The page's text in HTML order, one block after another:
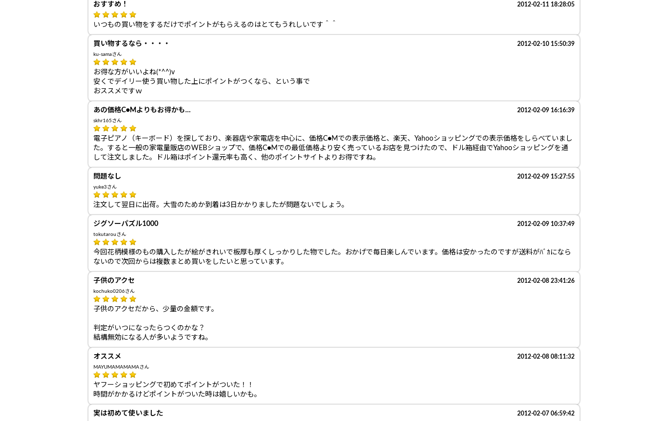
おすすめ！ 2012-02-11 18:28:05
いつもの買い物をするだけでポイントがもらえるのはとてもうれしいです＾＾
買い物するなら・・・・ 2012-02-10 15:50:39
ku-samaさん
お得な方がいいよね(*^^)v
安くでデイリー使う買い物した上にポイントがつくなら、という事で
おススメですｗ
あの価格C●Mよりもお得かも… 2012-02-09 16:16:39
skhr165さん
電子ピアノ（キーボード）を探しており、楽器店や家電店を中心に、価格C●Mでの表示価格と、楽天、Yahooショッピングでの表示価格をしらべていまし
た。すると一般の家電量販店のWEBショップで、価格C●Mでの最低価格より安く売っているお店を見つけたので、ドル箱経由でYahooショッピングを通
して注文しました。ドル箱はポイント還元率も高く、他のポイントサイトよりお得ですね。
問題なし 2012-02-09 15:27:55
yuke3さん
注文して翌日に出荷。大雪のためか到着は3日かかりましたが問題ないでしょう。
ジグソーパズル1000 2012-02-09 10:37:49
tokutarouさん
今回花柄模様のもの購入したが絵がきれいで板厚も厚くしっかりした物でした。おかげで毎日楽しんでいます。価格は安かったのですが送料がﾊﾞｶになら
ないので次回からは複数まとめ買いをしたいと思っています。
子供のアクセ 2012-02-08 23:41:26
kochuko0206さん
子供のアクセだから、少量の金額です。
判定がいつになったらつくのかな？
結構無効になる人が多いようですね。
オススメ 2012-02-08 08:11:32
MAYUMAMAMAMAさん
ヤフーショッピングで初めてポイントがついた！！
時間がかかるけどポイントがついた時は嬉しいかも。
実は初めて使いました 2012-02-07 06:59:42